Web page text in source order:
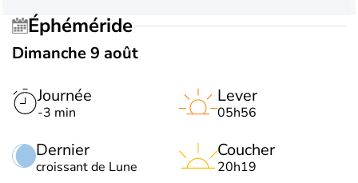
Éphéméride
Dimanche 9 août
Journée
-3 min
Dernier
croissant de Lune
Lever
05h56
Coucher
20h19